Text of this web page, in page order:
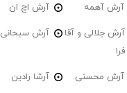
آرش آهمه آرش اچ ان
آرش جلالی و آقا
فرا
آرش سبحانی
آرش محسنی آرشا رادین